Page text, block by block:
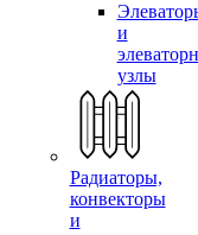
и
узлы
Радиаторы,
конвекторы
и